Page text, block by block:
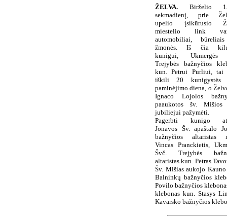
ŽELVA. Birželio
sekmadienį, prie
upelio įsikūrusio
miestelio link
automobiliai,
žmonės. Iš čia
kunigui, Ukmergės
Trejybės bažnyčios
kun. Petrui Purliui, tai
iškili 20 kunigystės
paminėjimo diena, o
Ignaco Lojolos
paaukotos šv. Mišios
jubiliejui pažymėti.
Pagerbti kunigo
Jonavos Šv. apaštalo
bažnyčios altaristas
Vincas Pranckietis,
Švč. Trejybės
altaristas kun. Petras
Šv. Mišias aukojo
Balninkų bažnyčios
Povilo bažnyčios
klebonas kun. Stasys
Kavarsko bažnyčios